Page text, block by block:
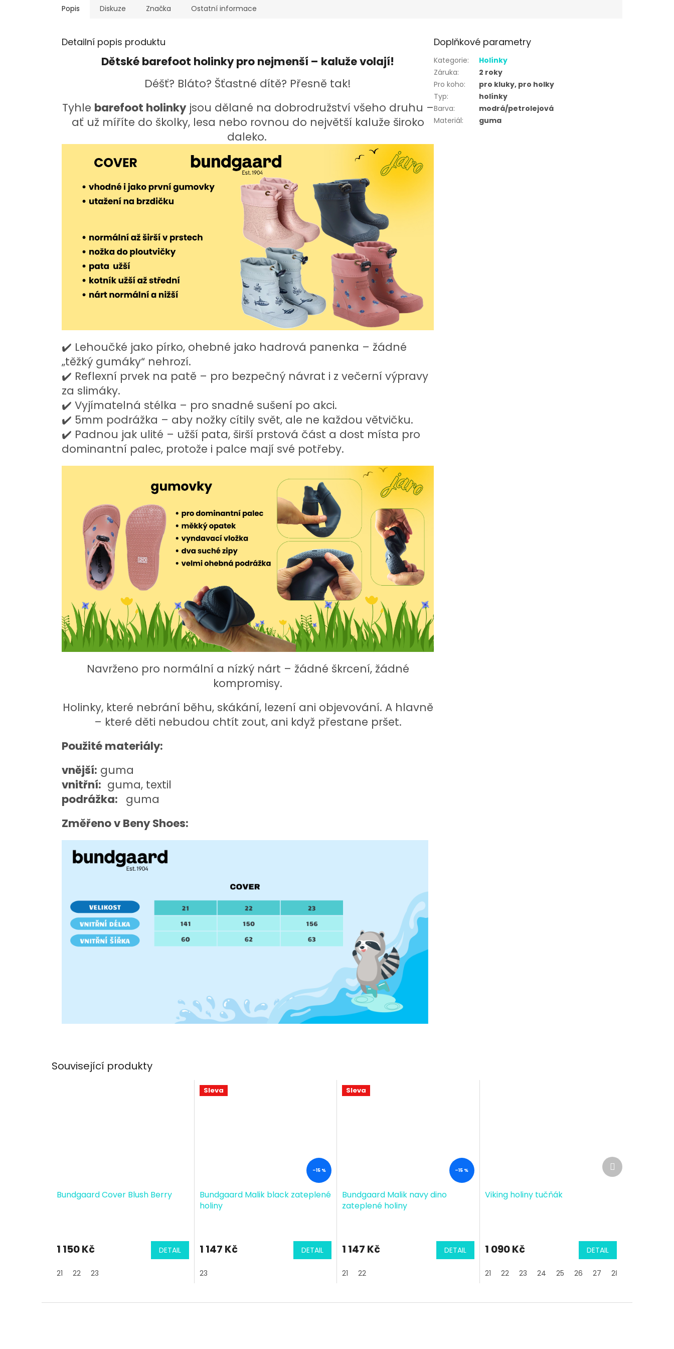
Související produkty
Bundgaard Cover Blush Berry
1 150 Kč DETAIL
21 22 23
Sleva
–15 %
Bundgaard Malik black zateplené
holiny
1 147 Kč DETAIL
23
Sleva
–15 %
Bundgaard Malik navy dino
zateplené holiny
1 147 Kč DETAIL
21 22
Viking holiny tučňák
1 090 Kč DETAIL
21 22 23 24 25 26 27 28
Další
produkt
Popis Diskuze Značka Ostatní informace
Detailní popis produktu
Dětské barefoot holinky pro nejmenší – kaluže volají!
Déšť? Bláto? Šťastné dítě? Přesně tak!
Tyhle barefoot holinkyjsou dělané na dobrodružství všeho druhu –
ať už míříte do školky, lesa nebo rovnou do největší kaluže široko
daleko.
✔️ Lehoučké jako pírko, ohebné jako hadrová panenka – žádné
„těžký gumáky“ nehrozí.
✔️ Reflexní prvek na patě – pro bezpečný návrat i z večerní výpravy
za slimáky.
✔️ Vyjímatelná stélka – pro snadné sušení po akci.
✔️ 5mm podrážka – aby nožky cítily svět, ale ne každou větvičku.
✔️ Padnou jak ulité – užší pata, širší prstová část a dost místa pro
dominantní palec, protože i palce mají své potřeby.
Navrženo pro normální a nízký nárt – žádné škrcení, žádné
kompromisy.
Holinky, které nebrání běhu, skákání, lezení ani objevování. A hlavně
– které děti nebudou chtít zout, ani když přestane pršet.
Použité materiály:
vnější: guma
vnitřní: guma, textil
podrážka:
guma
Změřeno v Beny Shoes:
Doplňkové parametry
Kategorie:
Holínky
Záruka:
2 roky
Pro koho:
pro kluky, pro holky
Typ:
holínky
Barva:
modrá/petrolejová
Materiál: guma